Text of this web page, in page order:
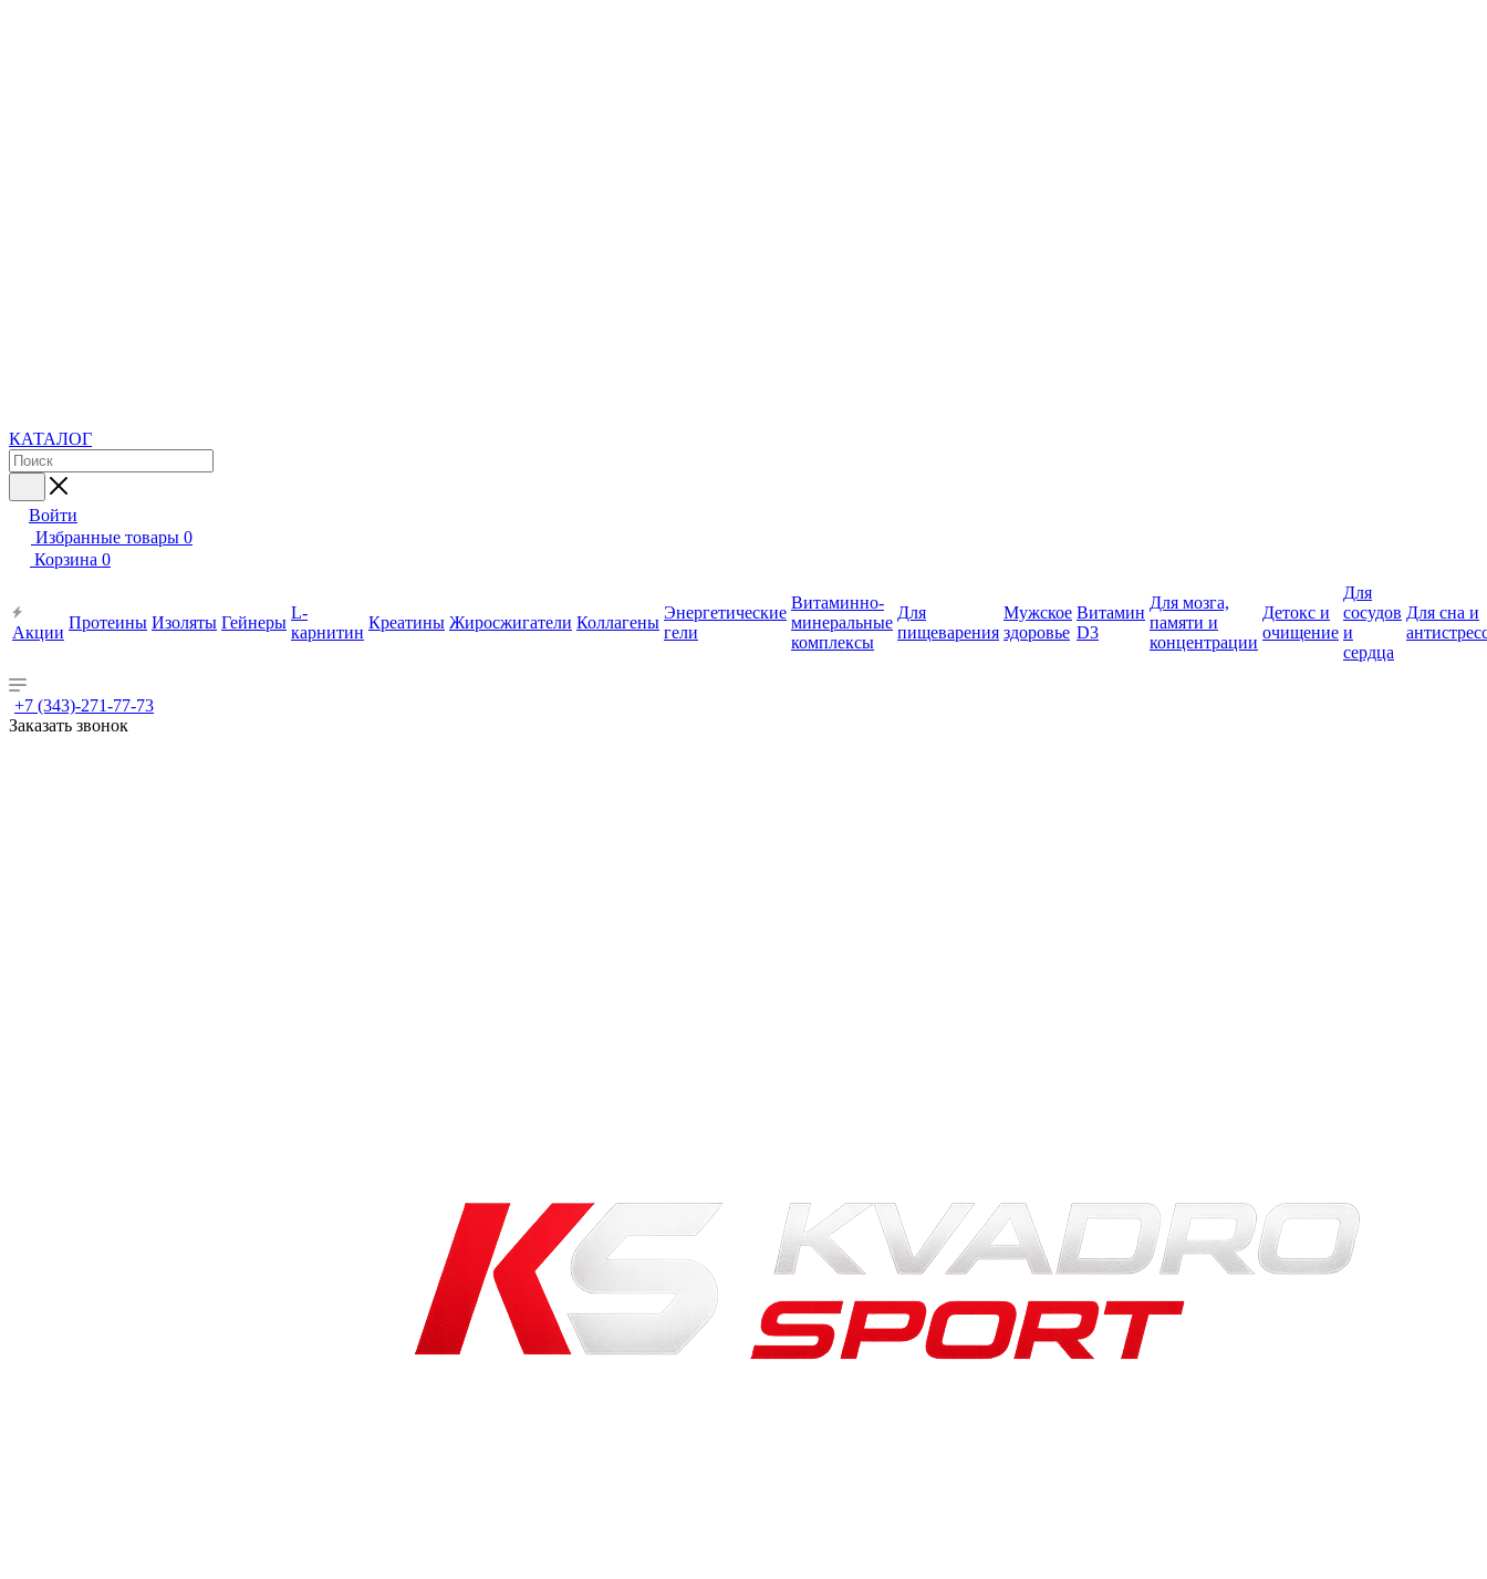
КАТАЛОГ
Войти
Избранные товары 0
Корзина 0
Акции
Протеины Изоляты Гейнеры
L-
карнитин
Креатины Жиросжигатели Коллагены
Энергетические
гели
Витаминно-
минеральные
комплексы
Для
пищеварения
Мужское
здоровье
Витамин
D3
Для мозга,
памяти и
концентрации
Детокс и
очищение
Для
сосудов
и
сердца
Для сна и
+7 (343)-271-77-73
Заказать звонок